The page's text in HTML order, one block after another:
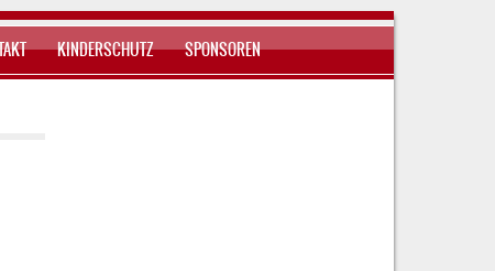
KINDERSCHUTZ SPONSOREN